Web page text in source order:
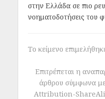
στην Ελλάδα σε πιο
νοηματοδοτήσεις του
Το κείμενο
Επιτρέπεται η
άρθρου σύμφωνα με
Attribution-